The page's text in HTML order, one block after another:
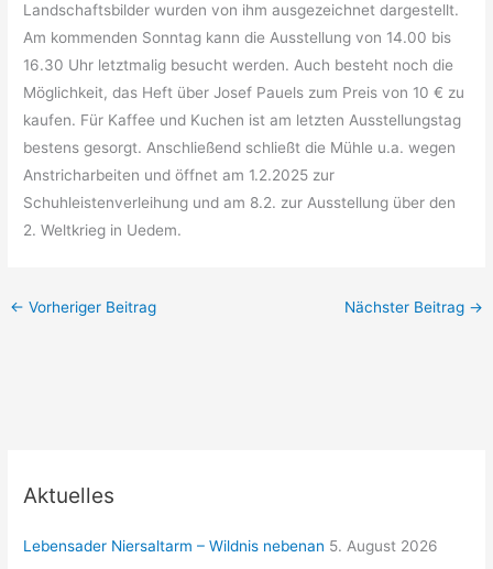
Landschaftsbilder wurden von ihm ausgezeichnet dargestellt.
Am kommenden Sonntag kann die Ausstellung von 14.00 bis
16.30 Uhr letztmalig besucht werden. Auch besteht noch die
Möglichkeit, das Heft über Josef Pauels zum Preis von 10 € zu
kaufen. Für Kaffee und Kuchen ist am letzten Ausstellungstag
bestens gesorgt. Anschließend schließt die Mühle u.a. wegen
Anstricharbeiten und öffnet am 1.2.2025 zur
Schuhleistenverleihung und am 8.2. zur Ausstellung über den
2. Weltkrieg in Uedem.
← Vorheriger Beitrag Nächster Beitrag →
Aktuelles
Lebensader Niersaltarm – Wildnis nebenan 5. August 2026